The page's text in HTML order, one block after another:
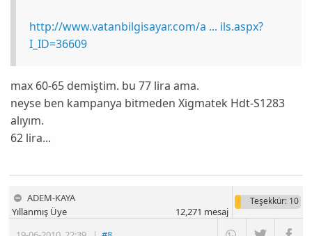
http://www.vatanbilgisayar.com/a ... ils.aspx?
I_ID=36609
max 60-65 demiştim. bu 77 lira ama.
neyse ben kampanya bitmeden Xigmatek Hdt-S1283
alıyım.
62 lira...
ADEM-KAYA
Yıllanmış Üye
Teşekkür: 10
12,271 mesaj